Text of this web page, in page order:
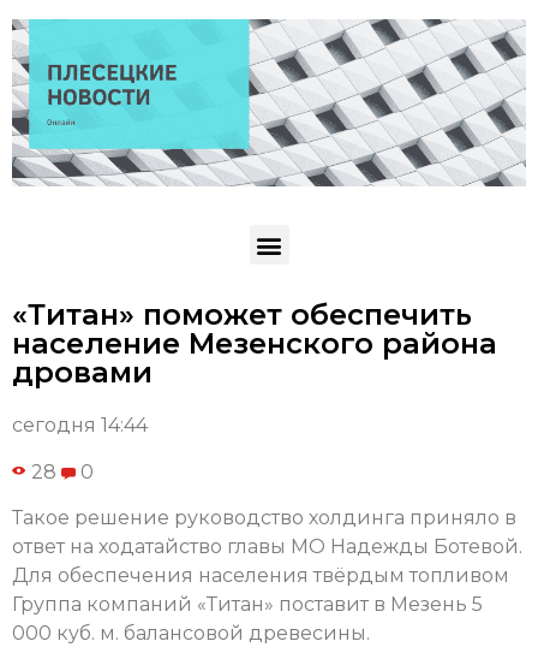
«Титан» поможет обеспечить
население Мезенского района
дровами
сегодня 14:44
28 0
Такое решение руководство холдинга приняло в
ответ на ходатайство главы МО Надежды Ботевой.
Для обеспечения населения твёрдым топливом
Группа компаний «Титан» поставит в Мезень 5
000 куб. м. балансовой древесины.